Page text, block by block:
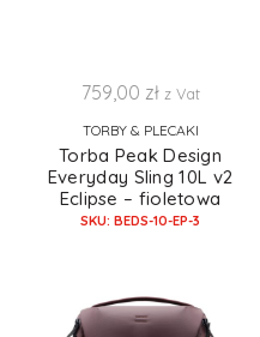
759,00 zł z Vat
TORBY & PLECAKI
Torba Peak Design
Everyday Sling 10L v2
Eclipse – fioletowa
SKU: BEDS-10-EP-3